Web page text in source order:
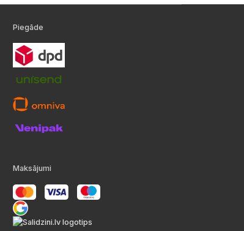
Piegāde
Maksājumi